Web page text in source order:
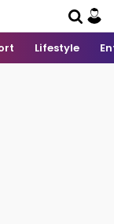
Lifestyle